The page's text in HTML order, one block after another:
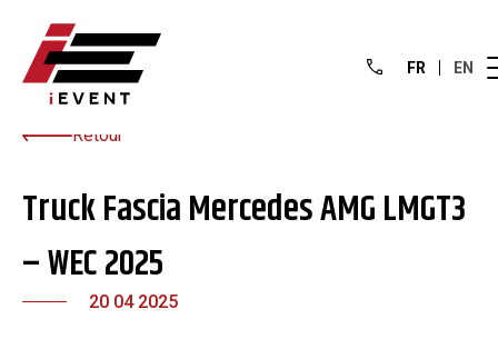
FR EN
Retour
Truck Fascia Mercedes AMG LMGT3
– WEC 2025
20 04 2025